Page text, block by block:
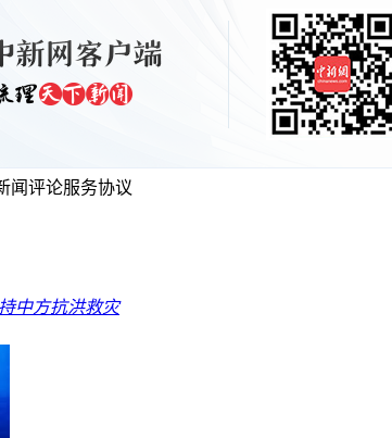
闻评论服务协议
中方抗洪救灾